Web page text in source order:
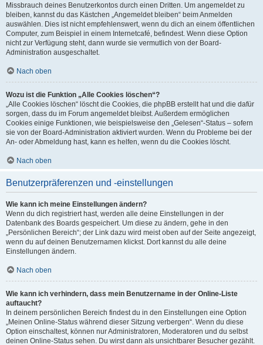
Missbrauch deines Benutzerkontos durch einen Dritten. Um angemeldet zu
bleiben, kannst du das Kästchen „Angemeldet bleiben“ beim Anmelden
auswählen. Dies ist nicht empfehlenswert, wenn du dich an einem öffentlichen
Computer, zum Beispiel in einem Internetcafé, befindest. Wenn diese Option
nicht zur Verfügung steht, dann wurde sie vermutlich von der Board-
Administration ausgeschaltet.
Nach oben
Wozu ist die Funktion „Alle Cookies löschen“?
„Alle Cookies löschen“ löscht die Cookies, die phpBB erstellt hat und die dafür
sorgen, dass du im Forum angemeldet bleibst. Außerdem ermöglichen
Cookies einige Funktionen, wie beispielsweise den „Gelesen“-Status – sofern
sie von der Board-Administration aktiviert wurden. Wenn du Probleme bei der
An- oder Abmeldung hast, kann es helfen, wenn du die Cookies löscht.
Nach oben
Benutzerpräferenzen und -einstellungen
Wie kann ich meine Einstellungen ändern?
Wenn du dich registriert hast, werden alle deine Einstellungen in der
Datenbank des Boards gespeichert. Um diese zu ändern, gehe in den
„Persönlichen Bereich“; der Link dazu wird meist oben auf der Seite angezeigt,
wenn du auf deinen Benutzernamen klickst. Dort kannst du alle deine
Einstellungen ändern.
Nach oben
Wie kann ich verhindern, dass mein Benutzername in der Online-Liste
auftaucht?
In deinem persönlichen Bereich findest du in den Einstellungen eine Option
„Meinen Online-Status während dieser Sitzung verbergen“. Wenn du diese
Option einschaltest, können nur Administratoren, Moderatoren und du selbst
deinen Online-Status sehen. Du wirst dann als unsichtbarer Besucher gezählt.